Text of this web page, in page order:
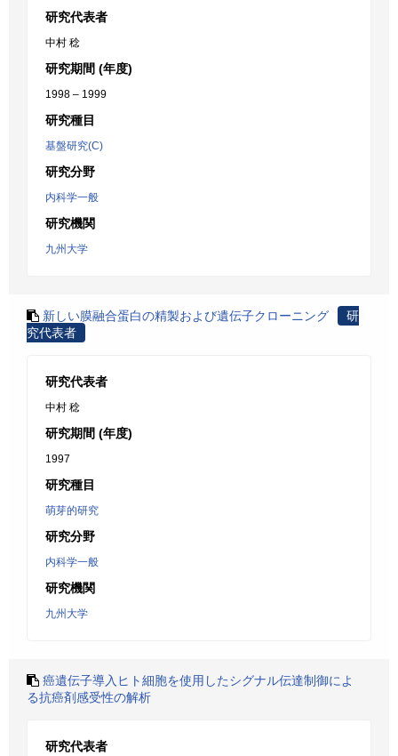
研究代表者
中村 稔
研究期間 (年度)
1998 – 1999
研究種目
基盤研究(C)
研究分野
内科学一般
研究機関
九州大学
新しい膜融合蛋白の精製および遺伝子クローニング
研
究代表者
研究代表者
中村 稔
研究期間 (年度)
1997
研究種目
萌芽的研究
研究分野
内科学一般
研究機関
九州大学
癌遺伝子導入ヒト細胞を使用したシグナル伝達制御によ
る抗癌剤感受性の解析
研究代表者